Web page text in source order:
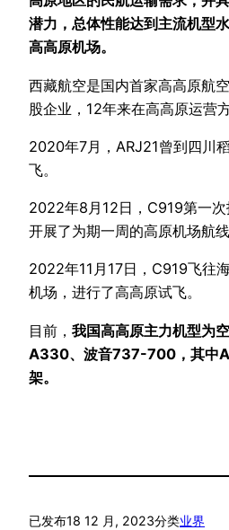
潜力，总体性能达到主流机型
高高原机场。
西藏航空是国内首家高高原航
股企业，12年来在高高原运营
2020年7月，ARJ21曾到四川
飞。
2022年8月12日，C919第一
开展了为期一周的高原机场航
2022年11月17日，C919飞往
机场，进行了高高原试飞。
目前， 我国高高原主力机型为
A330、波音737-700，其中
架。
已发布18 12 月, 2023分类业界